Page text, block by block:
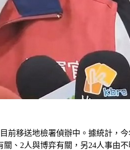
移送地檢署偵辦中。據統計，
、2人與博弈有關，另24人事由不